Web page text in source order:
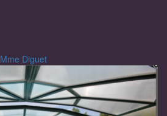
Mme Diguet